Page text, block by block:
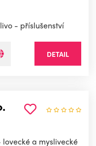
- příslušenství
DETAIL
a myslivecké